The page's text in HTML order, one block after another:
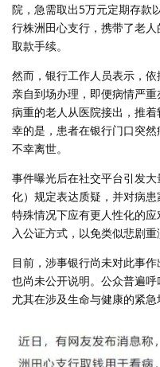
院，急需取出5万元定期存款
行株洲田心支行，携带了老
取款手续。
然而，银行工作人员表示，
亲自到场办理，即便病情严
病重的老人从医院接出，推
幸的是，患者在银行门口突
不幸离世。
事件曝光后在社交平台引发
化）规定表达质疑，并对病
特殊情况下应有更人性化的
入公证方式，以免类似悲剧重
目前，涉事银行尚未对此事
也尚未公开说明。公众普遍
尤其在涉及生命与健康的紧急